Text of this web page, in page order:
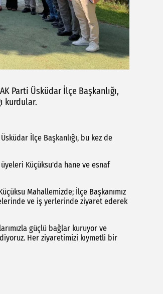
Parti Üsküdar İlçe Başkanlığı,
kurdular.
İlçe Başkanlığı, bu kez de
üyeleri Küçüksu'da hane ve esnaf
Mahallemizde; İlçe Başkanımız
ve iş yerlerinde ziyaret ederek
güçlü bağlar kuruyor ve
Her ziyaretimizi kıymetli bir